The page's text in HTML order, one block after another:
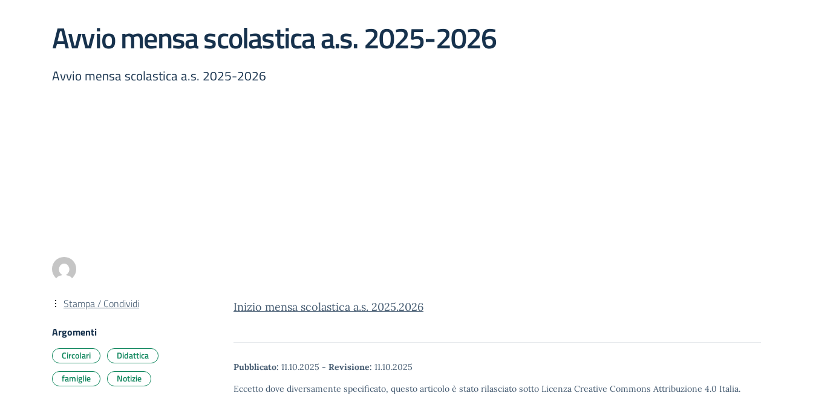
Avvio mensa scolastica a.s. 2025-2026
Avvio mensa scolastica a.s. 2025-2026
Inizio mensa scolastica a.s. 2025.2026
Pubblicato: 11.10.2025 - Revisione: 11.10.2025
Eccetto dove diversamente specificato, questo articolo è stato rilasciato sotto Licenza Creative Commons Attribuzione 4.0 Italia.
Stampa / Condividi
Argomenti
Circolari
Didattica
famiglie
Notizie